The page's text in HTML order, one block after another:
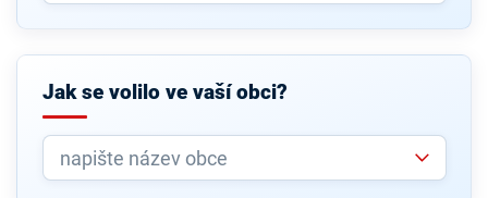
Jak se volilo ve vaší obci?